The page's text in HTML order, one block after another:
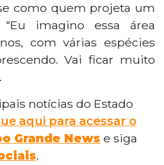
como quem projeta um
imagino essa área
com várias espécies
Vai ficar muito
notícias do Estado
aqui para acessar o
Grande News e siga
.